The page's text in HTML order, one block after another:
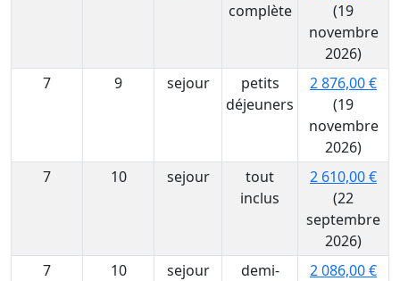
complète
(19
novembre
2026)
7
9 sejour
petits
déjeuners
2 876,00 €
(19
novembre
2026)
7
10 sejour
tout
inclus
2 610,00 €
(22
septembre
2026)
7
10 sejour
demi-
2 086,00 €